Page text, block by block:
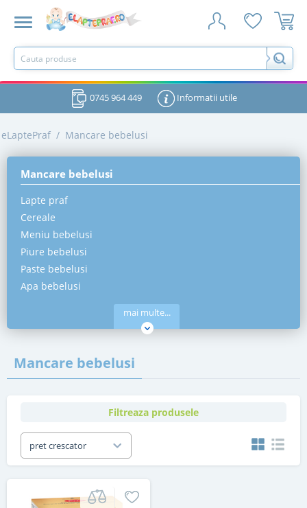
0745 964 449 Informatii utile
eLaptePraf / Mancare bebelusi
Mancare bebelusi
Lapte praf
Cereale
Meniu bebelusi
Piure bebelusi
Paste bebelusi
Apa bebelusi
mai multe...
Mancare bebelusi
Filtreaza produsele
pret crescator